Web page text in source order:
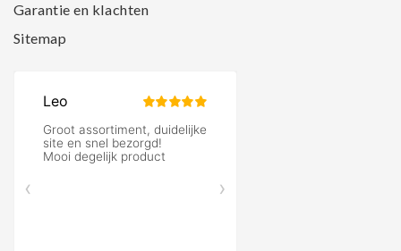
Garantie en klachten
Sitemap